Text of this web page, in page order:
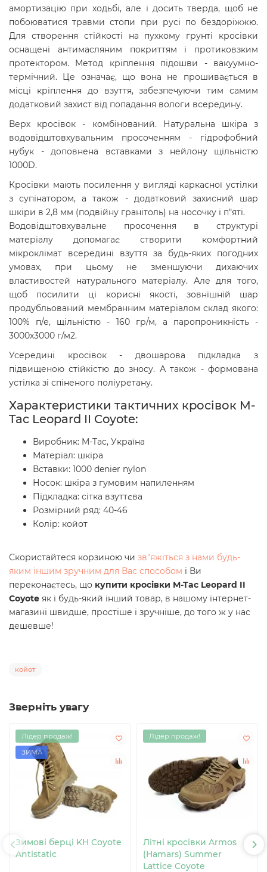
амортизацію при ходьбі, але і досить тверда, щоб не
побоюватися травми стопи при русі по бездоріжжю.
Для створення стійкості на пухкому грунті кросівки
оснащені антимасляним покриттям і протиковзким
протектором. Метод кріплення підошви - вакуумно-
термічний. Це означає, що вона не прошивається в
місці кріплення до взуття, забезпечуючи тим самим
додатковий захист від попадання вологи всередину.
Верх кросівок - комбінований. Натуральна шкіра з
водовідштовхувальним просоченням - гідрофобний
нубук - доповнена вставками з нейлону щільністю
1000D.
Кросівки мають посилення у вигляді каркасної устілки
з супінатором, а також - додатковий захисний шар
шкіри в 2,8 мм (подвійну гранітоль) на носочку і п"яті.
Водовідштовхувальне просочення в структурі
матеріалу допомагає створити комфортний
мікроклімат всередині взуття за будь-яких погодних
умовах, при цьому не зменшуючи дихаючих
властивостей натурального матеріалу. Але для того,
щоб посилити ці корисні якості, зовнішній шар
продубльований мембранним матеріалом склад якого:
100% п/е, щільністю - 160 гр/м, а паропроникність -
3000х3000 г/м2.
Усередині кросівок - двошарова підкладка з
підвищеною стійкістю до зносу. А також - формована
устілка зі спіненого поліуретану.
Характеристики тактичних кросівок M-
Tac Leopard II Coyote:
Виробник: M-Tac, Україна
Матеріал: шкіра
Вставки: 1000 denier nylon
Носок: шкіра з гумовим напиленням
Підкладка: сітка взуттєва
Розмірний ряд: 40-46
Колір: койот
Скористайтеся корзиною чи зв"яжіться з нами будь-
яким іншим зручним для Вас способом і Ви
переконаєтесь, що купити кросівки M-Tac Leopard II
Coyote як і будь-який інший товар, в нашому інтернет-
магазині швидше, простіше і зручніше, до того ж у нас
дешевше!
койот
Зверніть увагу
Лідер продаж!
ЗИМА
Зимові берці KH Coyote
Antistatic
Лідер продаж!
Літні кросівки Armos
(Hamars) Summer
Lattice Coyote